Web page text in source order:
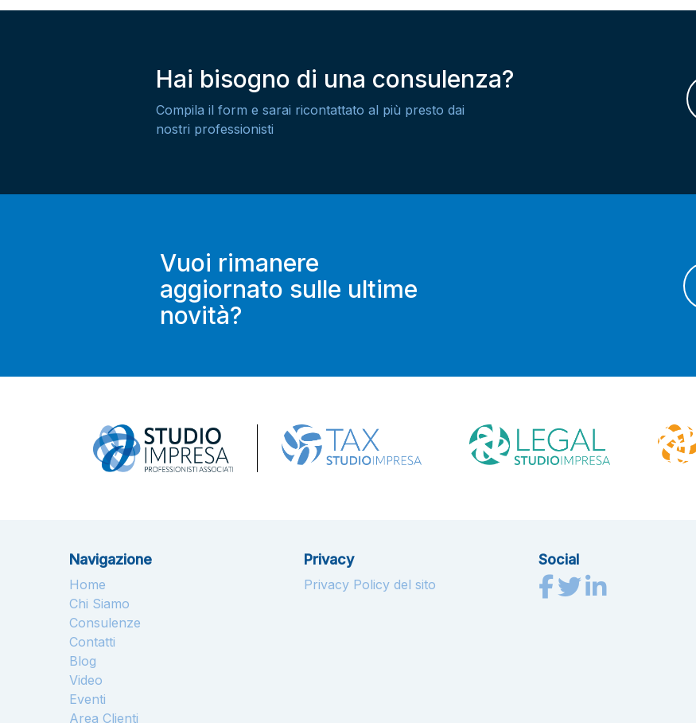
Hai bisogno di una consulenza?
Compila il form e sarai ricontattato al più presto dai
nostri professionisti
Vuoi rimanere
aggiornato sulle ultime
novità?
Navigazione
Home
Chi Siamo
Consulenze
Contatti
Blog
Video
Eventi
Area Clienti
Privacy
Privacy Policy del sito
Social